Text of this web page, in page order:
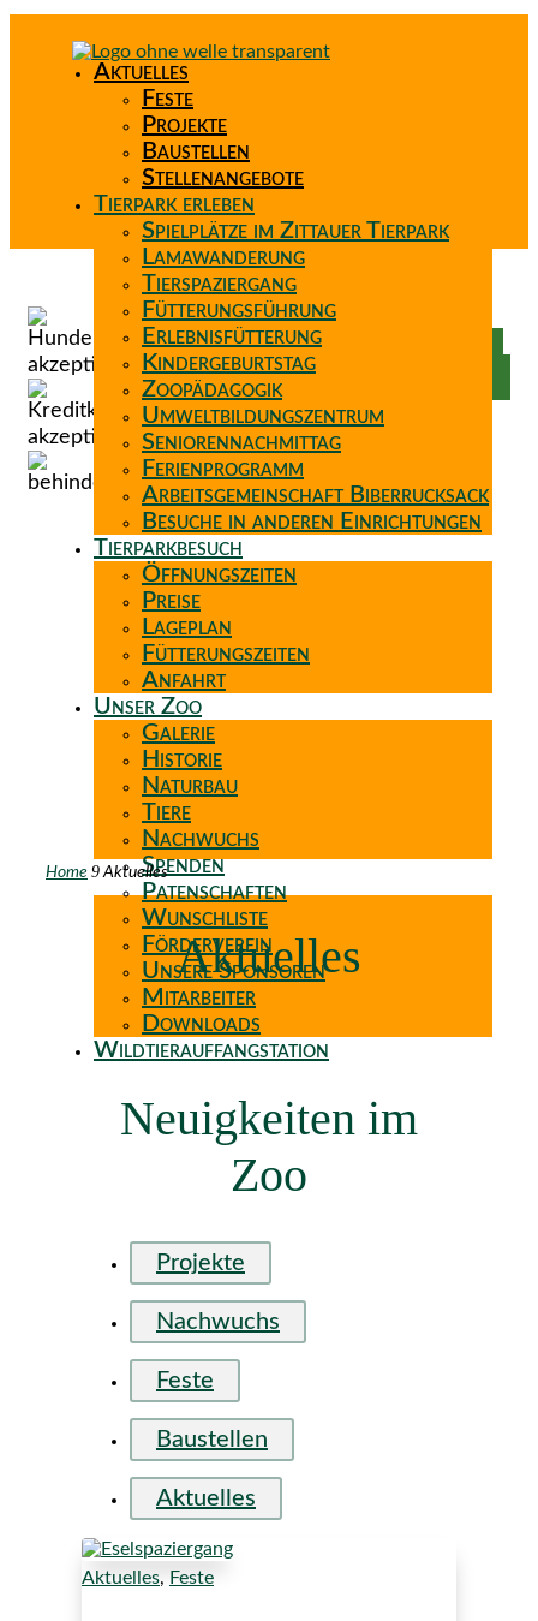
Aktuelles
Feste
Projekte
Baustellen
Stellenangebote
Tierpark erleben
Spielplätze im Zittauer Tierpark
Lamawanderung
Tierspaziergang
Fütterungsführung
Erlebnisfütterung
Kindergeburtstag
Zoopädagogik
Umweltbildungszentrum
Seniorennachmittag
Ferienprogramm
Arbeitsgemeinschaft Biberrucksack
Besuche in anderen Einrichtungen
Tierparkbesuch
Öffnungszeiten
Preise
Lageplan
Fütterungszeiten
Anfahrt
Unser Zoo
Galerie
Historie
Naturbau
Tiere
Nachwuchs
Spenden
Patenschaften
Wunschliste
Förderverein
Unsere Sponsoren
Mitarbeiter
Downloads
Wildtierauffangstation
Home 9 Aktuelles
Aktuelles
Neuigkeiten im
Zoo
Projekte
Nachwuchs
Feste
Baustellen
Aktuelles
Aktuelles, Feste